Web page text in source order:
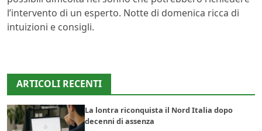
l’intervento di un esperto. Notte di domenica ricca di
intuizioni e consigli.
ARTICOLI RECENTI
La lontra riconquista il Nord Italia dopo
decenni di assenza